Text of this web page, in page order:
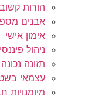
הורות
אבנים
אימון אישי
ניהול
תזונה נכונה
עצמאי
מיומנויות